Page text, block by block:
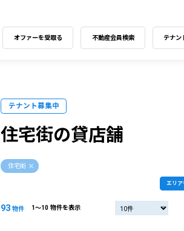
オファーを受取る 不動産会員検索 テナン
テナント募集中
住宅街の貸店舗
住宅街
エリア
93物件 1〜10 物件を表示